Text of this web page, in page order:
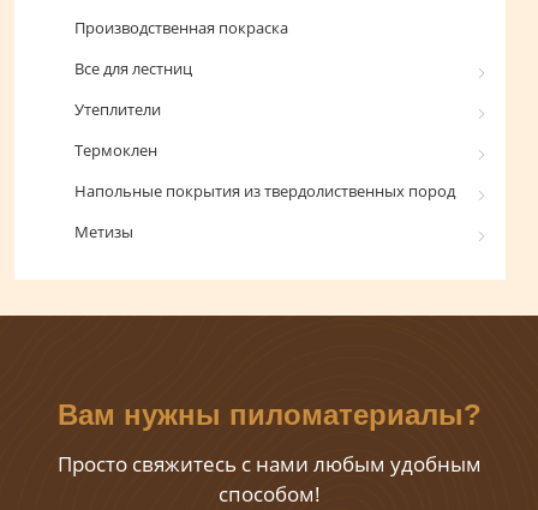
Производственная покраска
Все для лестниц
Утеплители
Термоклен
Напольные покрытия из твердолиственных пород
Метизы
Вам нужны пиломатериалы?
Просто свяжитесь с нами любым удобным
способом!